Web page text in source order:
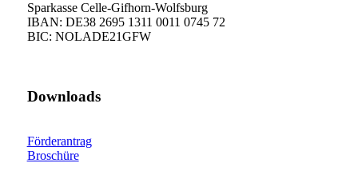
Sparkasse Celle-Gifhorn-Wolfsburg
IBAN: DE38 2695 1311 0011 0745 72
BIC: NOLADE21GFW
Downloads
Förderantrag
Broschüre